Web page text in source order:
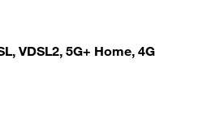
VDSL2, 5G+ Home, 4G